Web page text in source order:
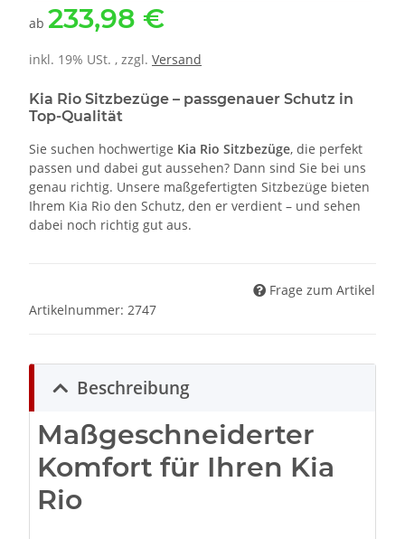
ab 233,98 €
inkl. 19% USt. , zzgl. Versand
Kia Rio Sitzbezüge – passgenauer Schutz in
Top-Qualität
Sie suchen hochwertige Kia Rio Sitzbezüge, die perfekt
passen und dabei gut aussehen? Dann sind Sie bei uns
genau richtig. Unsere maßgefertigten Sitzbezüge bieten
Ihrem Kia Rio den Schutz, den er verdient – und sehen
dabei noch richtig gut aus.
Frage zum Artikel
Artikelnummer: 2747
Beschreibung
Maßgeschneiderter
Komfort für Ihren Kia
Rio